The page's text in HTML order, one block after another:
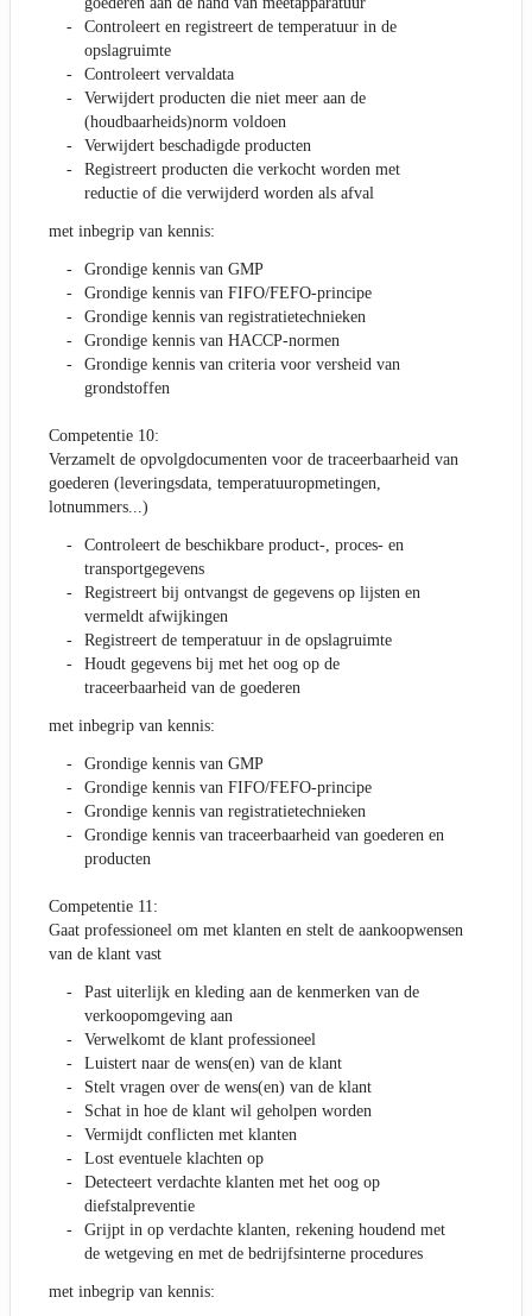
Controleert en registreert de temperatuur in de
opslagruimte
Controleert vervaldata
Verwijdert producten die niet meer aan de
(houdbaarheids)norm voldoen
Verwijdert beschadigde producten
Registreert producten die verkocht worden met
reductie of die verwijderd worden als afval
met inbegrip van kennis:
Grondige kennis van GMP
Grondige kennis van FIFO/FEFO-principe
Grondige kennis van registratietechnieken
Grondige kennis van HACCP-normen
Grondige kennis van criteria voor versheid van
grondstoffen
Competentie 10:
Verzamelt de opvolgdocumenten voor de traceerbaarheid van
goederen (leveringsdata, temperatuuropmetingen,
lotnummers...)
Controleert de beschikbare product-, proces- en
transportgegevens
Registreert bij ontvangst de gegevens op lijsten en
vermeldt afwijkingen
Registreert de temperatuur in de opslagruimte
Houdt gegevens bij met het oog op de
traceerbaarheid van de goederen
met inbegrip van kennis:
Grondige kennis van GMP
Grondige kennis van FIFO/FEFO-principe
Grondige kennis van registratietechnieken
Grondige kennis van traceerbaarheid van goederen en
producten
Competentie 11:
Gaat professioneel om met klanten en stelt de aankoopwensen
van de klant vast
Past uiterlijk en kleding aan de kenmerken van de
verkoopomgeving aan
Verwelkomt de klant professioneel
Luistert naar de wens(en) van de klant
Stelt vragen over de wens(en) van de klant
Schat in hoe de klant wil geholpen worden
Vermijdt conflicten met klanten
Lost eventuele klachten op
Detecteert verdachte klanten met het oog op
diefstalpreventie
Grijpt in op verdachte klanten, rekening houdend met
de wetgeving en met de bedrijfsinterne procedures
met inbegrip van kennis: